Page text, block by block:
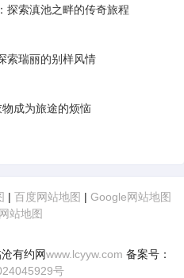
探索滇池之畔的传奇旅程
索瑞丽的别样风情
成为旅途的烦恼
| 百度网站地图 | Google网站地图
站地图
有约网www.lcyyw.com 备案号：
号